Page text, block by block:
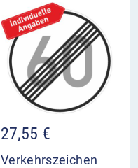
27,55 €
Verkehrszeichen